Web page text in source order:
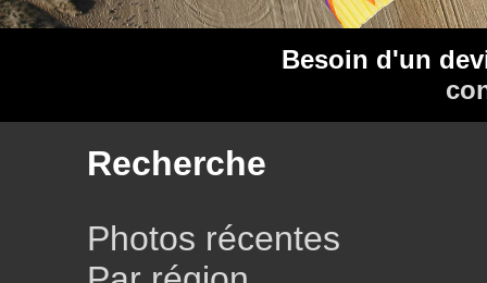
Besoin d'un
Recherche
Photos récentes